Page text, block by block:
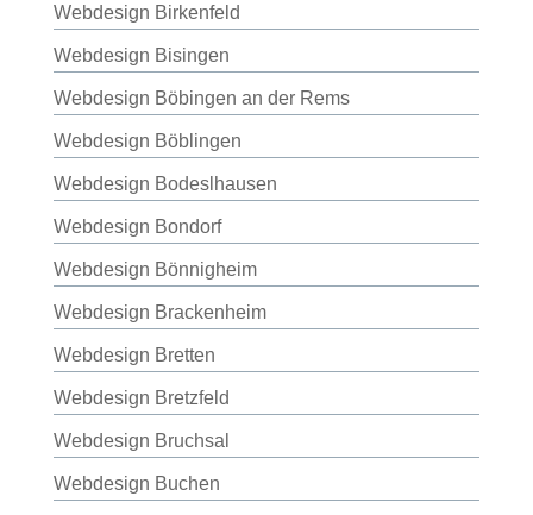
Webdesign Birkenfeld
Webdesign Bisingen
Webdesign Böbingen an der Rems
Webdesign Böblingen
Webdesign Bodeslhausen
Webdesign Bondorf
Webdesign Bönnigheim
Webdesign Brackenheim
Webdesign Bretten
Webdesign Bretzfeld
Webdesign Bruchsal
Webdesign Buchen